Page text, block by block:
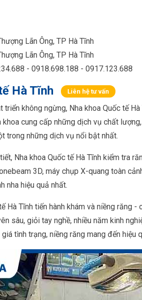
Lãn Ông, TP Hà Tĩnh
Lãn Ông, TP Hà Tĩnh
- 0918.698.188 - 0917.123.688
Hà Tĩnh Liên hệ tư vấn
triển không ngừng, Nha khoa Quốc tế
khoa cung cấp những dịch vụ chất
trong những dịch vụ nổi bật nhất.
Nha khoa Quốc tế Hà Tĩnh kiểm tra
3D, máy chụp X-quang toàn
nha hiệu quả nhất.
Hà Tĩnh tiến hành khám và niềng răng
sâu, giỏi tay nghề, nhiều năm kinh
tình trạng, niềng răng mang đến hiệu